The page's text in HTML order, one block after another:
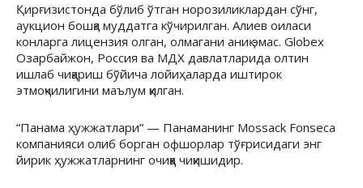
Қирғизистонда бўлиб ўтган норозиликлардан сўнг,
аукцион бошқа муддатга кўчирилган. Алиев оиласи
конларга лицензия олган, олмагани аниқ эмас. Globex
Озарбайжон, Россия ва МДХ давлатларида олтин
ишлаб чиқариш бўйича лойиҳаларда иштирок
этмоқчилигини маълум қилган.
“Панама ҳужжатлари” — Панаманинг Mossack Fonseca
компанияси олиб борган офшорлар тўғрисидаги энг
йирик ҳужжатларнинг очиққа чиқишидир.